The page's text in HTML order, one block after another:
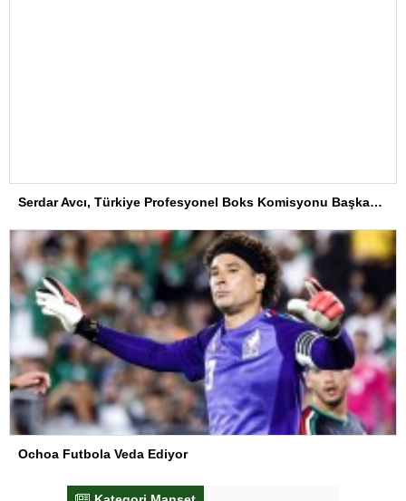
Serdar Avcı, Türkiye Profesyonel Boks Komisyonu Başkanı Seçildi
Ochoa Futbola Veda Ediyor